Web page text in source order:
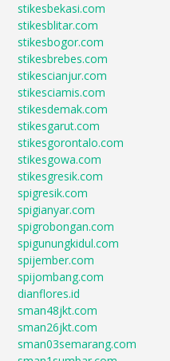
stikesbekasi.com
stikesblitar.com
stikesbogor.com
stikesbrebes.com
stikescianjur.com
stikesciamis.com
stikesdemak.com
stikesgarut.com
stikesgorontalo.com
stikesgowa.com
stikesgresik.com
spigresik.com
spigianyar.com
spigrobongan.com
spigunungkidul.com
spijember.com
spijombang.com
dianflores.id
sman48jkt.com
sman26jkt.com
sman03semarang.com